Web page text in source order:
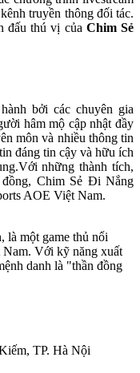
truyền thông đối tác.
đấu thú vị của Chim Sẻ
bởi các chuyên gia
hâm mộ cập nhật đầy
môn và nhiều thông tin
đáng tin cậy và hữu ích
những thành tích,
Chim Sẻ Đi Nắng
AOE Việt Nam.
là một game thủ nổi
Với kỹ năng xuất
danh là "thần đồng
TP. Hà Nội